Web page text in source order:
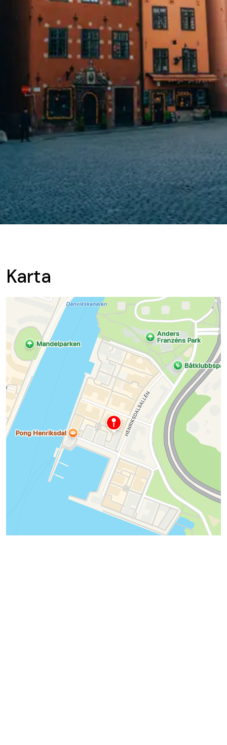
Karta